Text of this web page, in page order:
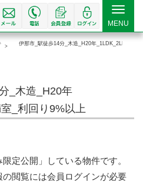
Toggle
MENU
伊那市_駅徒歩14分_木造_H20年_1LDK_2LDK×10
_木造_H20年
_利回り9%以上
定公開」している物件です。
閲覧には会員ログインが必要